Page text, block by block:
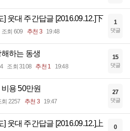
] 웃대 주간답글 [2016.09.12.]下
조회 609 추천 3 19:48
1
댓글
하는 동생
조회 3108 추천 1 19:48
15
댓글
용 50만원
회 2257 추천 3 19:47
27
댓글
] 웃대 주간답글 [2016.09.12.]上 0